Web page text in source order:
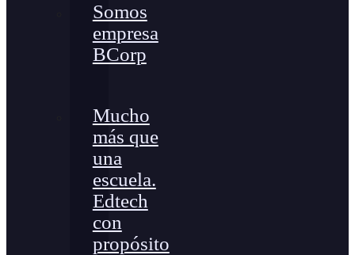
Somos
empresa
BCorp
Mucho
más que
una
escuela.
Edtech
con
propósito